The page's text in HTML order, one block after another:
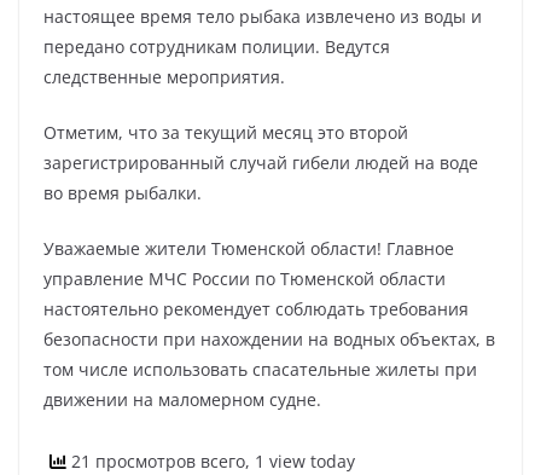
настоящее время тело рыбака извлечено из воды и
передано сотрудникам полиции. Ведутся
следственные мероприятия.
Отметим, что за текущий месяц это второй
зарегистрированный случай гибели людей на воде
во время рыбалки.
Уважаемые жители Тюменской области! Главное
управление МЧС России по Тюменской области
настоятельно рекомендует соблюдать требования
безопасности при нахождении на водных объектах, в
том числе использовать спасательные жилеты при
движении на маломерном судне.
21 просмотров всего, 1 view today